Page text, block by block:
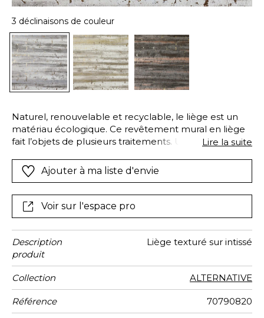
3 déclinaisons de couleur
Naturel, renouvelable et recyclable, le liège est un
matériau écologique. Ce revêtement mural en liège
fait l’objets de plusieurs traitements. Un foil doré
créant des éclats métalliques. Il est ensuite teint dans
un mélange de nuances mates et métallisées or,
irrégulière de l’écorce.
Lire la suite
Ajouter à ma liste d'envie
Voir sur l'espace pro
Description
produit
Liège texturé sur intissé
Collection ALTERNATIVE
Référence 70790820